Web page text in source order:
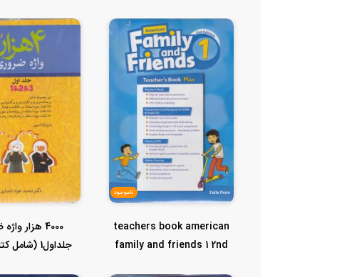
ناموجود
teachers book american
family and friends 1 2nd
4000 هزار
جلداول1